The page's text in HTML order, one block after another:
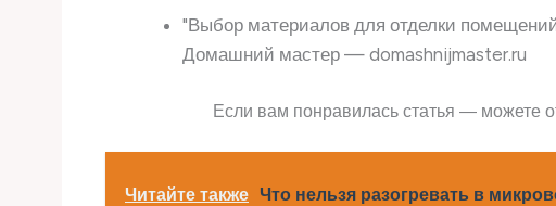
"Выбор материалов для отделки
Домашний мастер — domashnijmaster.ru
Если вам понравилась статья — можете
Читайте также Что нельзя разогревать в